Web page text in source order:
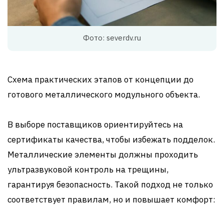
Фото: severdv.ru
Схема практических этапов от концепции до
готового металлического модульного объекта.
В выборе поставщиков ориентируйтесь на
сертификаты качества, чтобы избежать подделок.
Металлические элементы должны проходить
ультразвуковой контроль на трещины,
гарантируя безопасность. Такой подход не только
соответствует правилам, но и повышает комфорт: